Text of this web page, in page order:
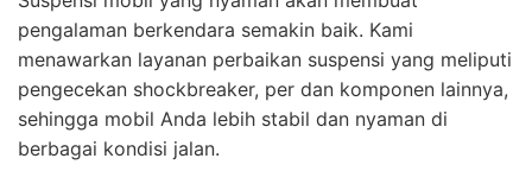
pengalaman berkendara semakin baik. Kami
menawarkan layanan perbaikan suspensi yang meliputi
pengecekan shockbreaker, per dan komponen lainnya,
sehingga mobil Anda lebih stabil dan nyaman di
berbagai kondisi jalan.